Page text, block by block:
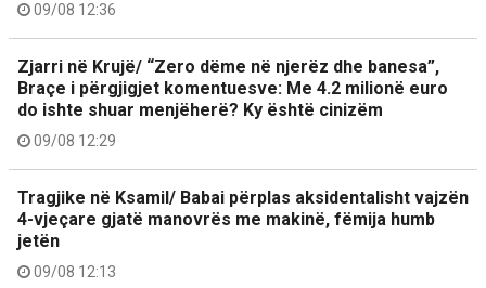
09/08 12:36
Zjarri në Krujë/ “Zero dëme në njerëz dhe banesa”,
Braçe i përgjigjet komentuesve: Me 4.2 milionë euro
do ishte shuar menjëherë? Ky është cinizëm
09/08 12:29
Tragjike në Ksamil/ Babai përplas aksidentalisht vajzën
4-vjeçare gjatë manovrës me makinë, fëmija humb
jetën
09/08 12:13